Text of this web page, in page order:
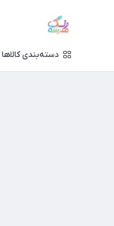
دسته‌بندی کالاها